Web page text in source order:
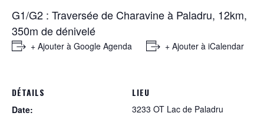
G1/G2 : Traversée de Charavine à Paladru, 12km,
350m de dénivelé
+ Ajouter à Google Agenda + Ajouter à iCalendar
DÉTAILS
Date:
LIEU
3233 OT Lac de Paladru